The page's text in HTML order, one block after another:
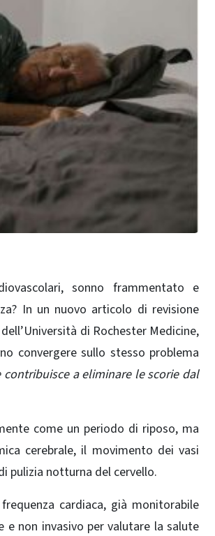
sonno frammentato e
In un nuovo articolo di revisione
di Rochester Medicine,
convergere sullo stesso problema
a eliminare le scorie dal
come un periodo di riposo, ma
cerebrale, il movimento dei vasi
pulizia notturna del cervello.
cardiaca, già monitorabile
non invasivo per valutare la salute